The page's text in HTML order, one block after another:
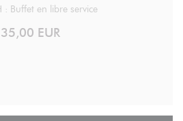
: Buffet en libre service
35,00 EUR